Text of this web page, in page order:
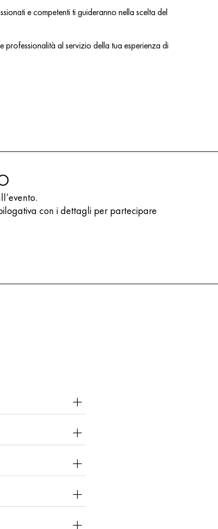
e competenti ti guideranno nella scelta del
professionalità al servizio della tua esperienza di
con i dettagli per partecipare